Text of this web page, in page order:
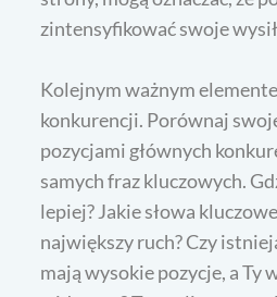
zintensyfikować swoje
Kolejnym ważnym
konkurencji. Porównaj
pozycjami głównych
samych fraz kluczowych.
lepiej? Jakie słowa
największy ruch? Czy
mają wysokie pozycje, a Ty